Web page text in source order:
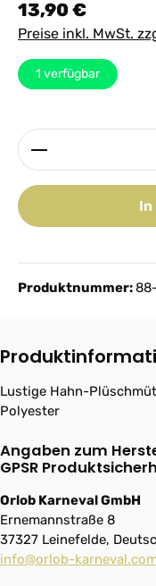
Regulärer Preis:
13,90 €
Preise inkl. MwSt.
1 verfügbar
Produkt Anzahl:
In
Produktnummer:
Lustige Hahn-
Polyester
Angaben zum
GPSR
Orlob Karneval GmbH
Ernemannstraße 8
37327 Leinefelde,
info@orlob-